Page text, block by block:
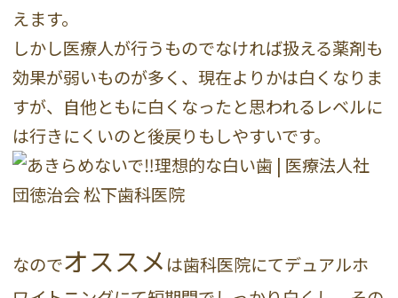
えます。
しかし医療人が行うものでなければ扱える薬剤も
効果が弱いものが多く、現在よりかは白くなりま
すが、自他ともに白くなったと思われるレベルに
は行きにくいのと後戻りもしやすいです。
なのでオススメ は歯科医院にてデュアルホ